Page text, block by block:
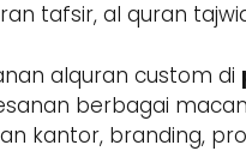
tafsir, al quran
alquran custom di
berbagai
kantor, branding,